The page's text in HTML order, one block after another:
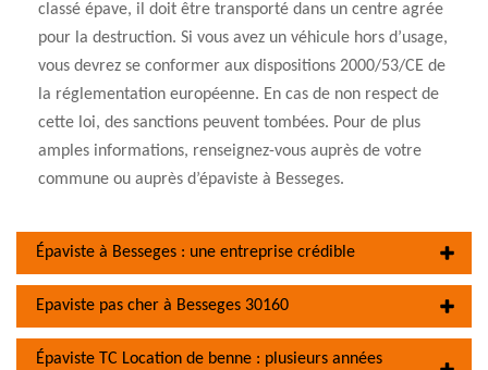
classé épave, il doit être transporté dans un centre agrée
pour la destruction. Si vous avez un véhicule hors d’usage,
vous devrez se conformer aux dispositions 2000/53/CE de
la réglementation européenne. En cas de non respect de
cette loi, des sanctions peuvent tombées. Pour de plus
amples informations, renseignez-vous auprès de votre
commune ou auprès d’épaviste à Besseges.
Épaviste à Besseges : une entreprise crédible
Epaviste pas cher à Besseges 30160
Épaviste TC Location de benne : plusieurs années